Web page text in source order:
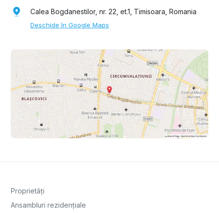
Calea Bogdanestilor, nr. 22, et.1, Timisoara, Romania
Deschide în Google Maps
Proprietăți
Ansambluri rezidențiale